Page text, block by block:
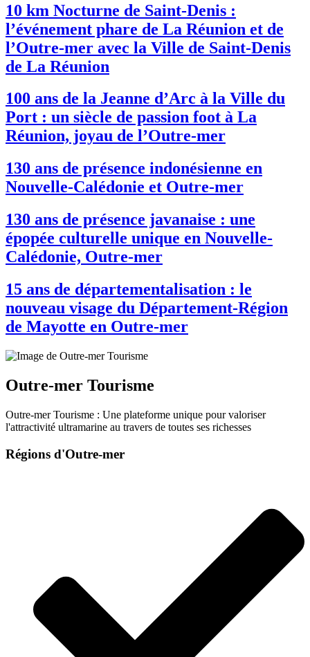
10 km Nocturne de Saint-Denis :
l’événement phare de La Réunion et de
l’Outre-mer avec la Ville de Saint-Denis
de La Réunion
100 ans de la Jeanne d’Arc à la Ville du
Port : un siècle de passion foot à La
Réunion, joyau de l’Outre-mer
130 ans de présence indonésienne en
Nouvelle-Calédonie et Outre-mer
130 ans de présence javanaise : une
épopée culturelle unique en Nouvelle-
Calédonie, Outre-mer
15 ans de départementalisation : le
nouveau visage du Département-Région
de Mayotte en Outre-mer
Outre-mer Tourisme
Outre-mer Tourisme : Une plateforme unique pour valoriser
l'attractivité ultramarine au travers de toutes ses richesses
Régions d'Outre-mer